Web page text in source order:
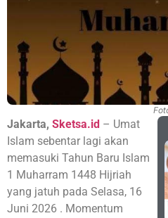
Jakarta, Sketsa.id – Umat
Islam sebentar lagi akan
memasuki Tahun Baru Islam
1 Muharram 1448 Hijriah
yang jatuh pada Selasa, 16
Juni 2026 . Momentum